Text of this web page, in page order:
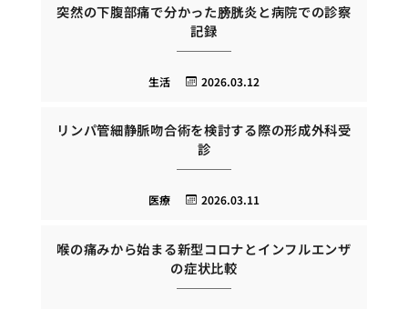
突然の下腹部痛で分かった膀胱炎と病院での診察
記録
2026.03.12
生活
リンパ管細静脈吻合術を検討する際の形成外科受
診
2026.03.11
医療
喉の痛みから始まる新型コロナとインフルエンザ
の症状比較